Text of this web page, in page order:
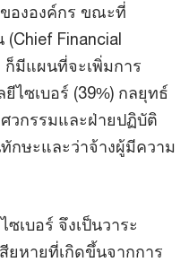
ององค์กร ขณะที่
(Chief Financial
ก็มีแผนที่จะเพิ่มการ
ไซเบอร์ (39%) กลยุทธ์
วกรรมและฝ่ายปฏิบัติ
กษะและว่าจ้างผู้มีความ
เบอร์ จึงเป็นวาระ
ยหายที่เกิดขึ้นจากการ